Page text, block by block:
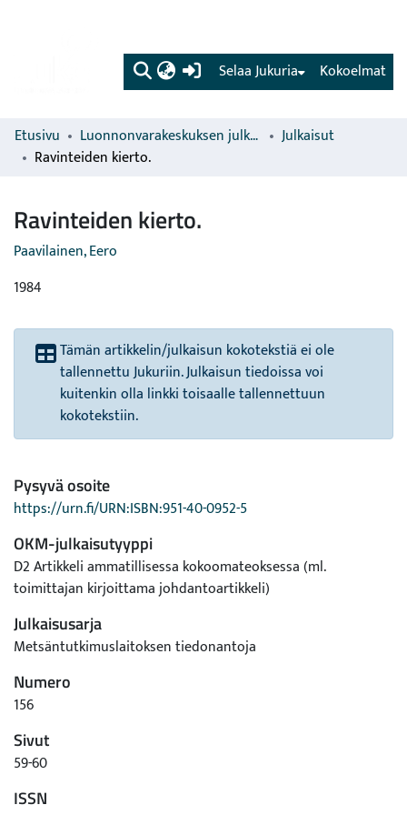
(current) Kokoelmat
Selaa Jukuria
Etusivu Luonnonvarakeskuksen julkaisut
Julkaisut
Ravinteiden kierto.
Ravinteiden kierto.
Paavilainen, Eero
1984
Tämän artikkelin/julkaisun kokotekstiä ei ole
tallennettu Jukuriin. Julkaisun tiedoissa voi
kuitenkin olla linkki toisaalle tallennettuun
kokotekstiin.
Pysyvä osoite
https://urn.fi/URN:ISBN:951-40-0952-5
OKM-julkaisutyyppi
D2 Artikkeli ammatillisessa kokoomateoksessa (ml.
toimittajan kirjoittama johdantoartikkeli)
Julkaisusarja
Metsäntutkimuslaitoksen tiedonantoja
Numero
156
Sivut
59-60
ISSN